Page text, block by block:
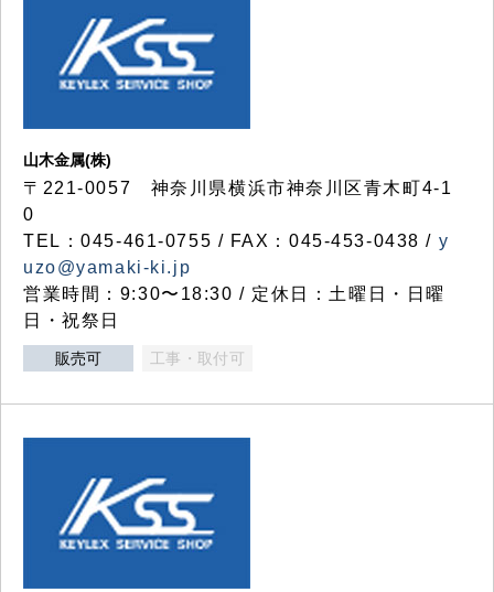
山木金属(株)
〒221-0057 神奈川県横浜市神奈川区青木町4-1
0
TEL：045-461-0755 / FAX：045-453-0438 / y
uzo@yamaki-ki.jp
営業時間：9:30〜18:30 / 定休日：土曜日・日曜
日・祝祭日
販売可 工事・取付可